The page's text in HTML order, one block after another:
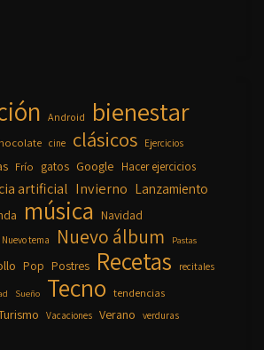
Android bienestar
cine clásicos Ejercicios
Frío gatos Google Hacer ejercicios
artificial Invierno Lanzamiento
música Navidad
Nuevo tema Nuevo álbum Pastas
Pop Postres Recetas recitales
Sueño Tecno tendencias
Vacaciones Verano verduras